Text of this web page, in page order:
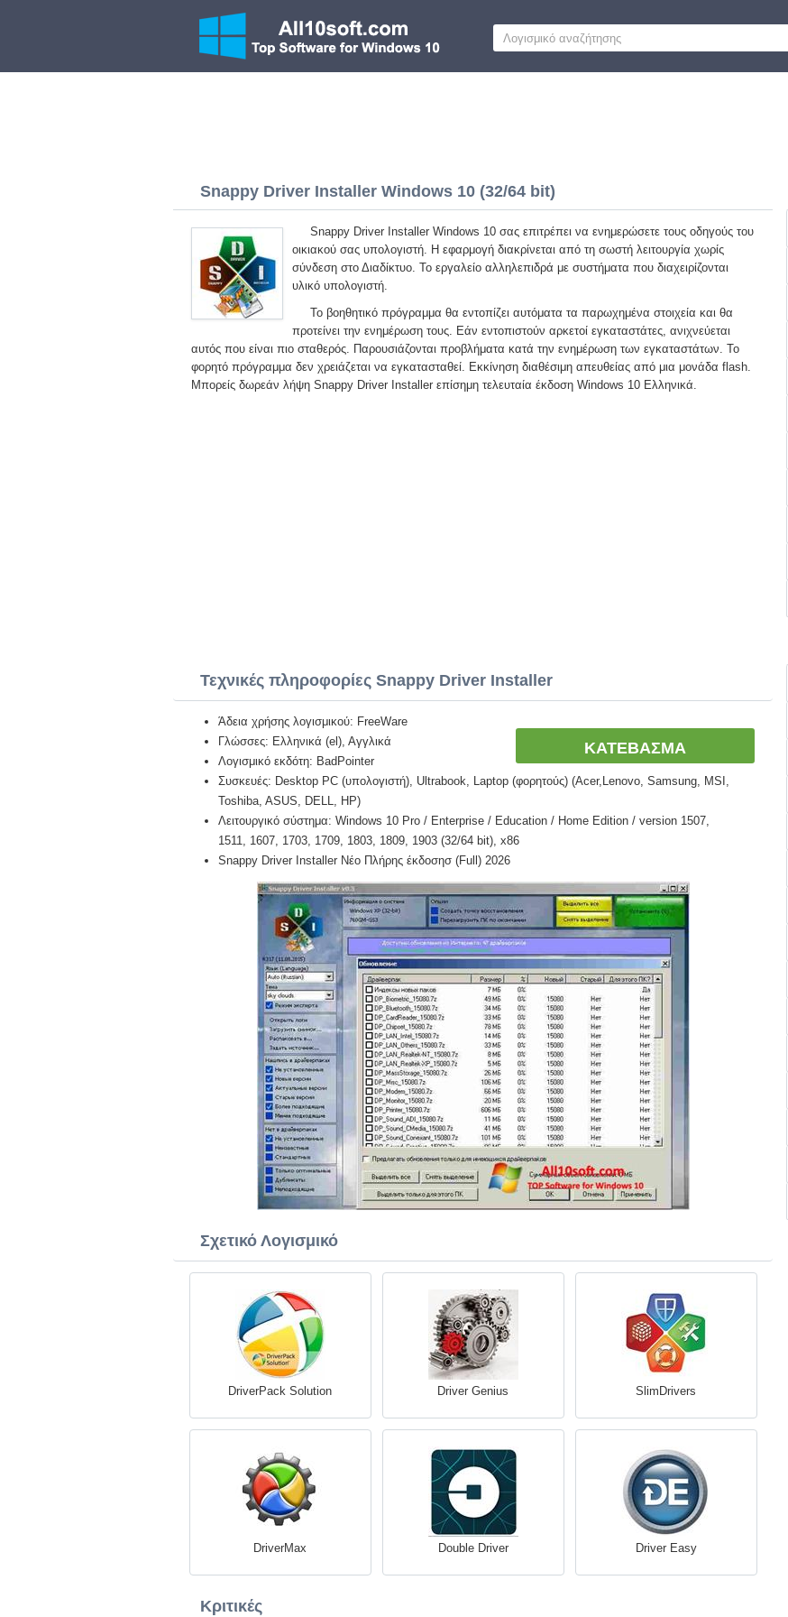
Snappy Driver Installer Windows 10 (32/64 bit)
Snappy Driver Installer Windows 10 σας επιτρέπει να ενημερώσετε τους οδηγούς του
οικιακού σας υπολογιστή. Η εφαρμογή διακρίνεται από τη σωστή λειτουργία χωρίς
σύνδεση στο Διαδίκτυο. Το εργαλείο αλληλεπιδρά με συστήματα που διαχειρίζονται
υλικό υπολογιστή.
Το βοηθητικό πρόγραμμα θα εντοπίζει αυτόματα τα παρωχημένα στοιχεία και θα
προτείνει την ενημέρωση τους. Εάν εντοπιστούν αρκετοί εγκαταστάτες, ανιχνεύεται
αυτός που είναι πιο σταθερός. Παρουσιάζονται προβλήματα κατά την ενημέρωση των εγκαταστάτων. Το
φορητό πρόγραμμα δεν χρειάζεται να εγκατασταθεί. Εκκίνηση διαθέσιμη απευθείας από μια μονάδα flash.
Μπορείς δωρεάν λήψη Snappy Driver Installer επίσημη τελευταία έκδοση Windows 10 Ελληνικά.
Τεχνικές πληροφορίες Snappy Driver Installer
ΚΑΤΕΒΑΣΜΑ
Άδεια χρήσης λογισμικού: FreeWare
Γλώσσες: Ελληνικά (el), Αγγλικά
Λογισμικό εκδότη: BadPointer
Συσκευές: Desktop PC (υπολογιστή), Ultrabook, Laptop (φορητούς) (Acer,Lenovo, Samsung, MSI,
Toshiba, ASUS, DELL, HP)
Λειτουργικό σύστημα: Windows 10 Pro / Enterprise / Education / Home Edition / version 1507,
1511, 1607, 1703, 1709, 1803, 1809, 1903 (32/64 bit), x86
Snappy Driver Installer Νέο Πλήρης έκδοσησ (Full) 2026
Σχετικό Λογισμικό
DriverPack Solution Driver Genius SlimDrivers
DriverMax Double Driver Driver Easy
Κριτικές